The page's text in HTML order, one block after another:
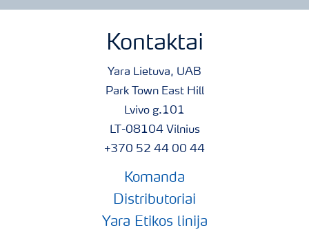
Kontaktai
Yara Lietuva, UAB
Park Town East Hill
Lvivo g.101
LT-08104 Vilnius
+370 52 44 00 44
Komanda
Distributoriai
Yara Etikos linija